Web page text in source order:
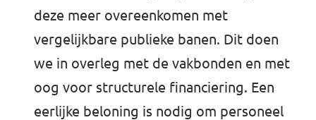
deze meer overeenkomen met
vergelijkbare publieke banen. Dit doen
we in overleg met de vakbonden en met
oog voor structurele financiering. Een
eerlijke beloning is nodig om personeel